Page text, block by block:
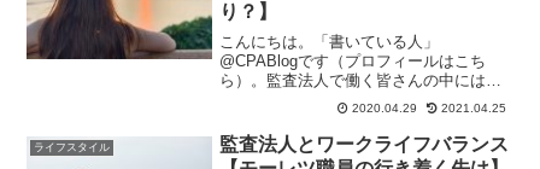
り？】
こんにちは。「書いている人」
@CPABlogです（プロフィールはこち
ら）。監査法人で働く皆さんの中には、
法人内のバックオフィスの仕事に興味を
持たれている人もいるのではないでしょ
うか。私はシニア時代にバックオフィス
系部署で二年間働いた経験があ...
2020.04.29 2021.04.25
ライフスタイル
監査法人とワークライフバランス